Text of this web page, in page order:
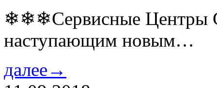
❄❄❄Сервисные Центры
наступающим новым…
далее→